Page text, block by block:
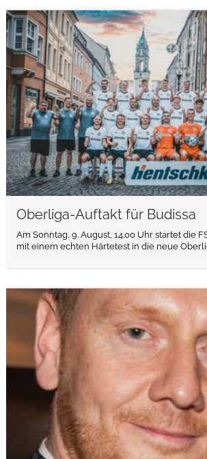
Oberliga-Auftakt für Budissa
Am Sonntag, 9. August, 14.00 Uhr startet die
mit einem echten Härtetest in die neue
weiterlesen
weiterlesen